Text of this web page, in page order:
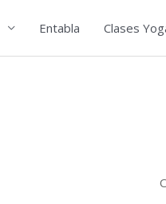
Entabla Clases